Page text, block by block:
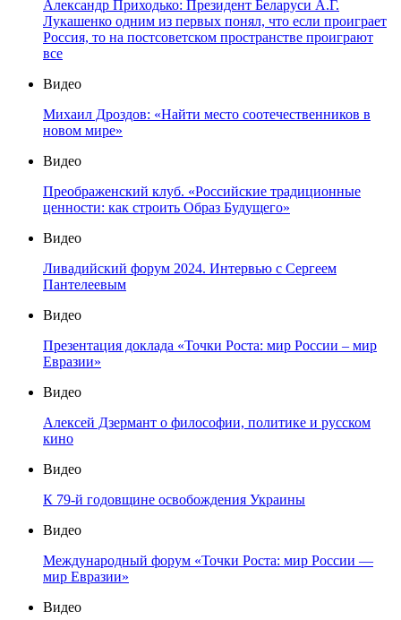
Александр Приходько: Президент Беларуси А.Г.
Лукашенко одним из первых понял, что если проиграет
Россия, то на постсоветском пространстве проиграют
все
Видео
Михаил Дроздов: «Найти место соотечественников в
новом мире»
Видео
Преображенский клуб. «Российские традиционные
ценности: как строить Образ Будущего»
Видео
Ливадийский форум 2024. Интервью с Сергеем
Пантелеевым
Видео
Презентация доклада «Точки Роста: мир России – мир
Евразии»
Видео
Алексей Дзермант о философии, политике и русском
кино
Видео
К 79-й годовщине освобождения Украины
Видео
Международный форум «Точки Роста: мир России —
мир Евразии»
Видео